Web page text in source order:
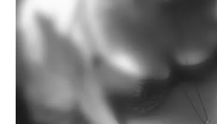
TU POURRAIS AUSSI